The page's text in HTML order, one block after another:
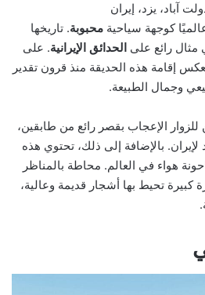
آباد، يزد، إيران
كوجهة سياحية محبوبة. تاريخها
الحدائق الإيرانية. على
إقامة هذه الحديقة منذ قرون تقدير
وجمال الطبيعة.
الإعجاب بقصر رائع من طابقين،
بالإضافة إلى ذلك، تحتوي هذه
هواء في العالم. محاطة بالمناظر
كبيرة تحيط بها أشجار قديمة وعالية،